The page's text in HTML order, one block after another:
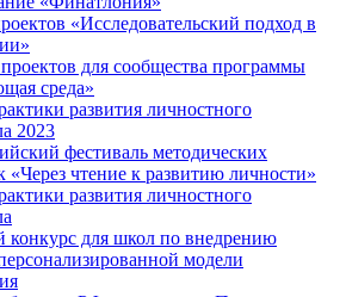
«Исследовательский подход в
для сообщества программы
среда»
развития личностного
2023
фестиваль методических
«Через чтение к развитию личности»
развития личностного
конкурс для школ по внедрению
модели